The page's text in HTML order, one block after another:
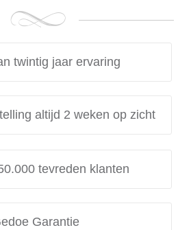
twintig jaar ervaring
altijd 2 weken op zicht
tevreden klanten
Garantie